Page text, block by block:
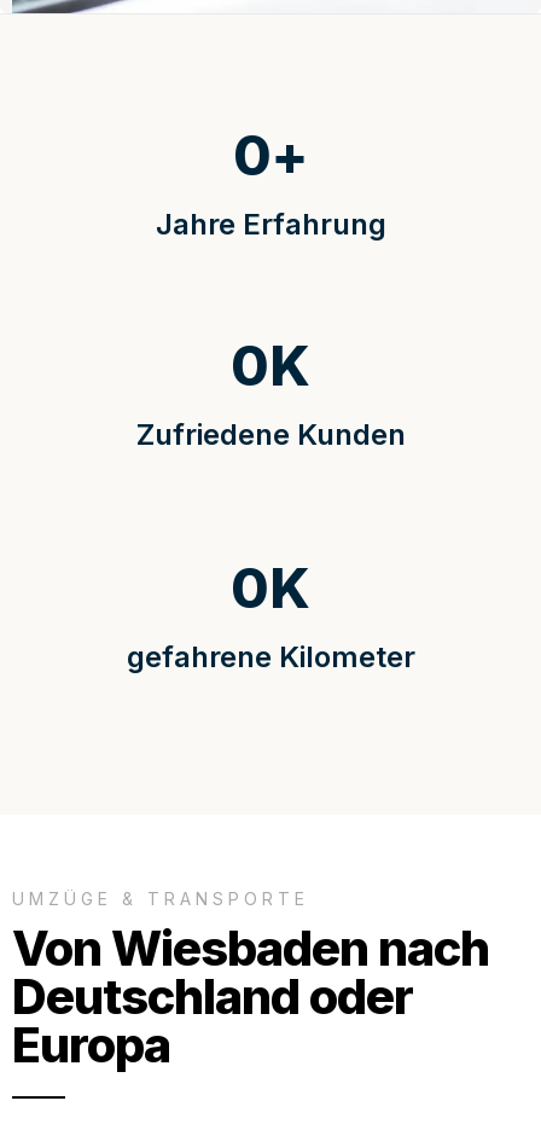
Jahre Erfahrung
0+
Zufriedene Kunden
0K
gefahrene Kilometer
0K
UMZÜGE & TRANSPORTE
Von Wiesbaden nach
Deutschland oder
Europa